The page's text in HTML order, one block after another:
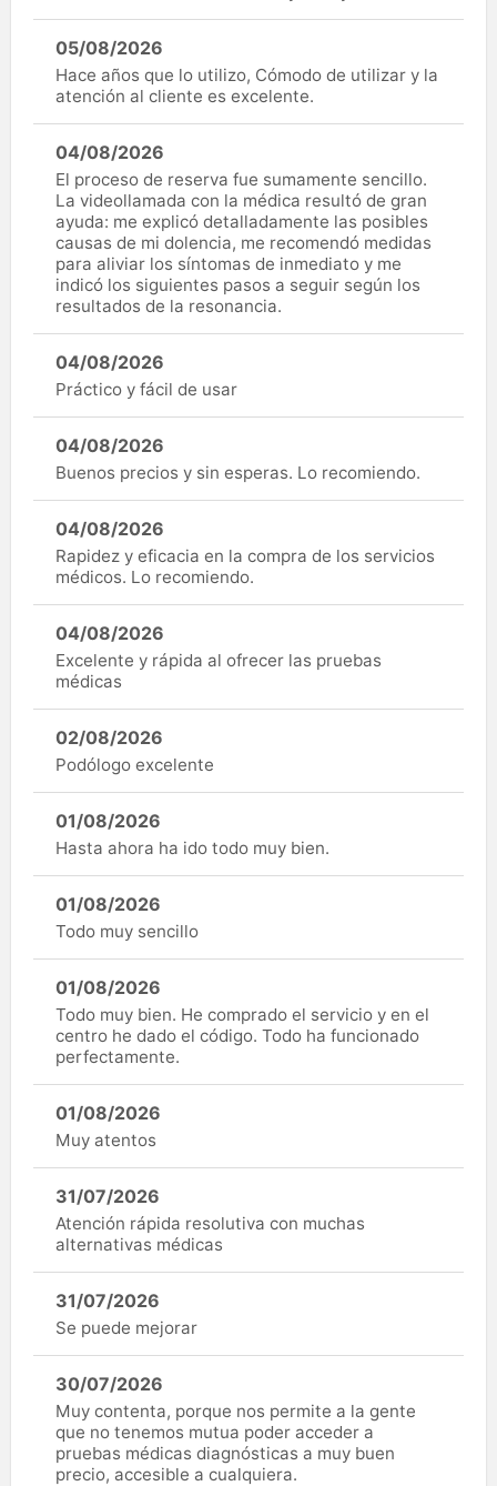
05/08/2026
Hace años que lo utilizo, Cómodo de utilizar y la
atención al cliente es excelente.
04/08/2026
El proceso de reserva fue sumamente sencillo.
La videollamada con la médica resultó de gran
ayuda: me explicó detalladamente las posibles
causas de mi dolencia, me recomendó medidas
para aliviar los síntomas de inmediato y me
indicó los siguientes pasos a seguir según los
resultados de la resonancia.
04/08/2026
Práctico y fácil de usar
04/08/2026
Buenos precios y sin esperas. Lo recomiendo.
04/08/2026
Rapidez y eficacia en la compra de los servicios
médicos. Lo recomiendo.
04/08/2026
Excelente y rápida al ofrecer las pruebas
médicas
02/08/2026
Podólogo excelente
01/08/2026
Hasta ahora ha ido todo muy bien.
01/08/2026
Todo muy sencillo
01/08/2026
Todo muy bien. He comprado el servicio y en el
centro he dado el código. Todo ha funcionado
perfectamente.
01/08/2026
Muy atentos
31/07/2026
Atención rápida resolutiva con muchas
alternativas médicas
31/07/2026
Se puede mejorar
30/07/2026
Muy contenta, porque nos permite a la gente
que no tenemos mutua poder acceder a
pruebas médicas diagnósticas a muy buen
precio, accesible a cualquiera.